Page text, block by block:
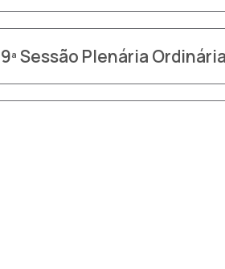
9ª Sessão Plenária